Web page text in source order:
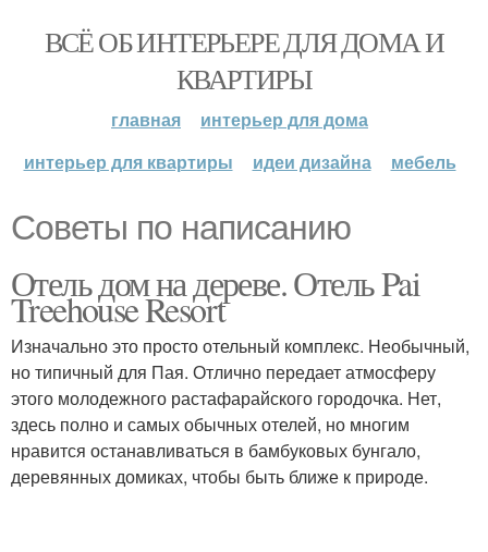
ВСЁ ОБ ИНТЕРЬЕРЕ ДЛЯ ДОМА И
КВАРТИРЫ
главная
интерьер для дома
интерьер для квартиры
идеи дизайна мебель
Советы по написанию
Отель дом на дереве. Отель Pai
Treehouse Resort
Изначально это просто отельный комплекс. Необычный,
но типичный для Пая. Отлично передает атмосферу
этого молодежного растафарайского городочка. Нет,
здесь полно и самых обычных отелей, но многим
нравится останавливаться в бамбуковых бунгало,
деревянных домиках, чтобы быть ближе к природе.